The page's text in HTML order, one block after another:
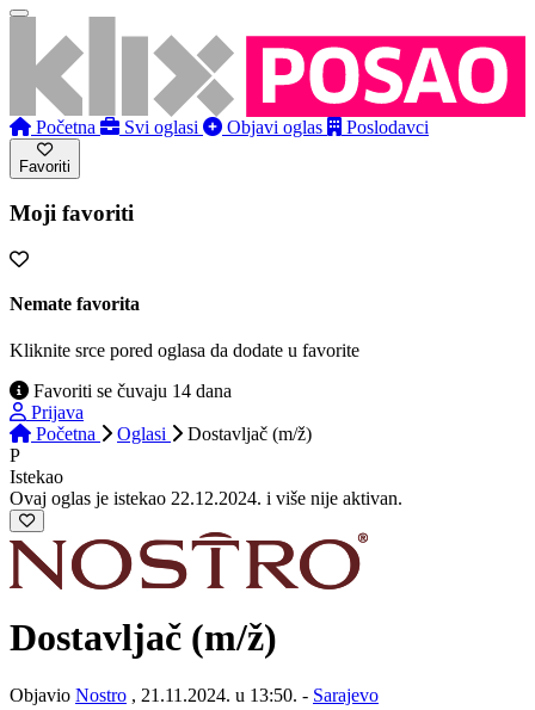
Početna Svi oglasi Objavi oglas Poslodavci
Favoriti
Moji favoriti
Nemate favorita
Kliknite srce pored oglasa da dodate u favorite
Favoriti se čuvaju 14 dana
Prijava
Početna
Oglasi
Dostavljač (m/ž)
P
Istekao
Ovaj oglas je istekao 22.12.2024. i više nije aktivan.
Dostavljač (m/ž)
Objavio Nostro , 21.11.2024. u 13:50. - Sarajevo